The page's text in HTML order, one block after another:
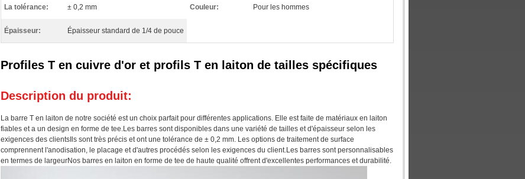
La tolérance: ± 0,2 mm Couleur: Pour les hommes
Épaisseur: Épaisseur standard de 1/4 de pouce
Profiles T en cuivre d'or et profils T en laiton de tailles spécifiques
Description du produit:
La barre T en laiton de notre société est un choix parfait pour différentes applications. Elle est faite de matériaux en laiton
fiables et a un design en forme de tee.Les barres sont disponibles dans une variété de tailles et d'épaisseur selon les
exigences des clientsIls sont très précis et ont une tolérance de ± 0,2 mm. Les options de traitement de surface
comprennent l'anodisation, le placage et d'autres procédés selon les exigences du client.Les barres sont personnalisables
en termes de largeurNos barres en laiton en forme de tee de haute qualité offrent d'excellentes performances et durabilité.